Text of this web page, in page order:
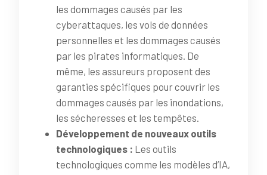
les dommages causés par les
cyberattaques, les vols de données
personnelles et les dommages causés
par les pirates informatiques. De
même, les assureurs proposent des
garanties spécifiques pour couvrir les
dommages causés par les inondations,
les sécheresses et les tempêtes.
Développement de nouveaux outils
technologiques : Les outils
technologiques comme les modèles d’IA,